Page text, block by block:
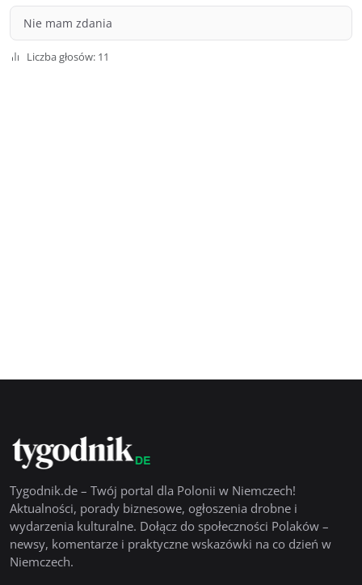
Nie mam zdania
Liczba głosów: 11
Tygodnik.de – Twój portal dla Polonii w Niemczech!
Aktualności, porady biznesowe, ogłoszenia drobne i
wydarzenia kulturalne. Dołącz do społeczności Polaków –
newsy, komentarze i praktyczne wskazówki na co dzień w
Niemczech.